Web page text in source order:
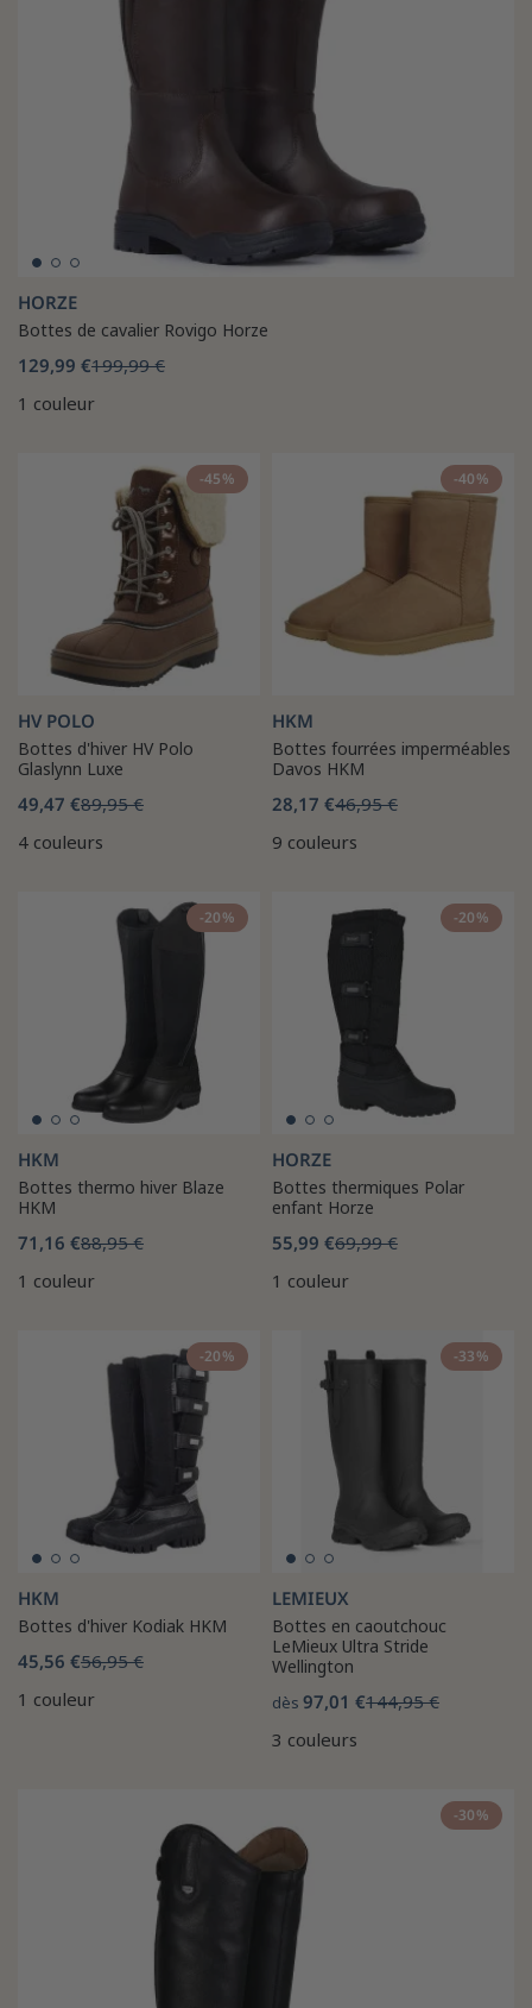
HORZE
Bottes de cavalier Rovigo Horze
129,99 €199,99 €
1 couleur
-45%
HV POLO
Bottes d'hiver HV Polo
Glaslynn Luxe
49,47 €89,95 €
4 couleurs
-40%
HKM
Bottes fourrées imperméables
Davos HKM
28,17 €46,95 €
9 couleurs
-20%
HKM
Bottes thermo hiver Blaze
HKM
71,16 €88,95 €
1 couleur
-20%
HORZE
Bottes thermiques Polar
enfant Horze
55,99 €69,99 €
1 couleur
-20%
HKM
Bottes d'hiver Kodiak HKM
45,56 €56,95 €
1 couleur
-33%
LEMIEUX
Bottes en caoutchouc
LeMieux Ultra Stride
Wellington
dès 97,01 €144,95 €
3 couleurs
-30%